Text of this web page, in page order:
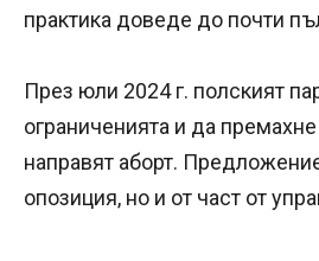
практика доведе до почти
През юли 2024 г. полският
ограниченията и да
направят аборт.
опозиция, но и от част от